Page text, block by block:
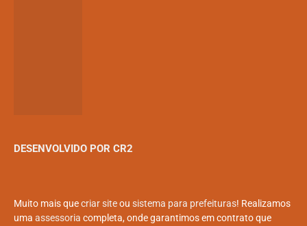
DESENVOLVIDO POR CR2
Muito mais quecriar siteou sistema para prefeituras! Realizamos
uma assessoria completa, onde garantimos em contrato que